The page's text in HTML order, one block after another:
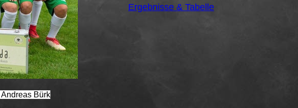
Bürk
Ergebnisse & Tabelle